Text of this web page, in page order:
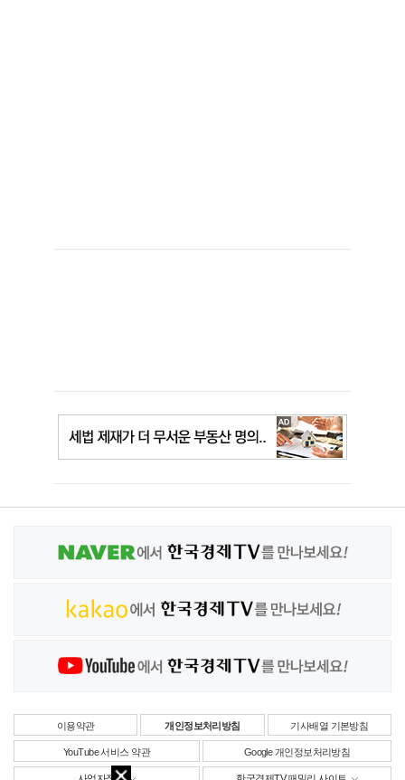
이용약관 개인정보처리방침 기사배열 기본방침
YouTube 서비스 약관 Google 개인정보처리방침